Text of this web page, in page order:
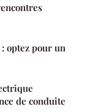
optez pour un
de conduite